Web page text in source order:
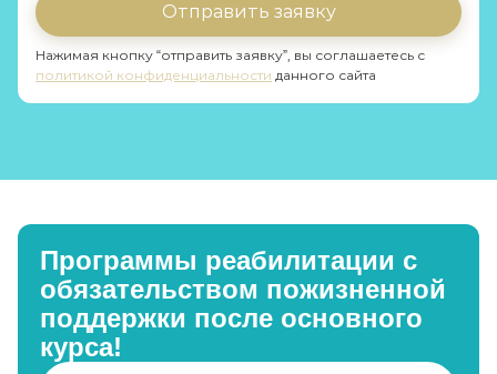
Отправить заявку
Нажимая кнопку “отправить заявку”, вы соглашаетесь с
политикой конфиденциальности данного сайта
Программы реабилитации с
обязательством пожизненной
поддержки после основного
курса!